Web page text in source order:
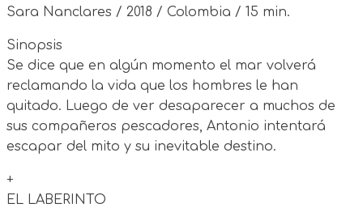
Sara Nanclares / 2018 / Colombia / 15 min.
Sinopsis
Se dice que en algún momento el mar volverá
reclamando la vida que los hombres le han
quitado. Luego de ver desaparecer a muchos de
sus compañeros pescadores, Antonio intentará
escapar del mito y su inevitable destino.
+
EL LABERINTO